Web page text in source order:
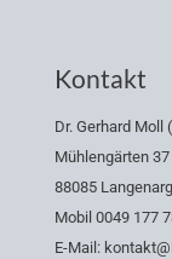
Kontakt
Dr. Gerhard Moll
Mühlengärten 37
88085
Mobil 0049 177
E-Mail: